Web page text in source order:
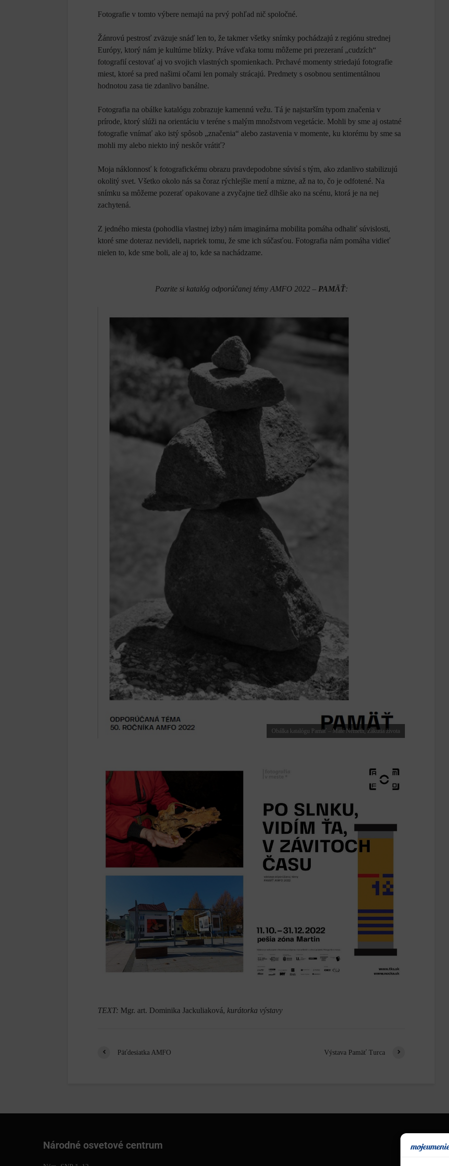
Fotografie v tomto výbere nemajú na prvý pohľad nič spoločné.
Žánrovú pestrosť zväzuje snáď len to, že takmer všetky snímky pochádzajú z regiónu strednej
Európy, ktorý nám je kultúrne blízky. Práve vďaka tomu môžeme pri prezeraní „cudzích“
fotografií cestovať aj vo svojich vlastných spomienkach. Prchavé momenty striedajú fotografie
miest, ktoré sa pred našimi očami len pomaly strácajú. Predmety s osobnou sentimentálnou
hodnotou zasa tie zdanlivo banálne.
Fotografia na obálke katalógu zobrazuje kamennú vežu. Tá je najstarším typom značenia v
prírode, ktorý slúži na orientáciu v teréne s malým množstvom vegetácie. Mohli by sme aj ostatné
fotografie vnímať ako istý spôsob „značenia“ alebo zastavenia v momente, ku ktorému by sme sa
mohli my alebo niekto iný neskôr vrátiť?
Moja náklonnosť k fotografickému obrazu pravdepodobne súvisí s tým, ako zdanlivo stabilizujú
okolitý svet. Všetko okolo nás sa čoraz rýchlejšie mení a mizne, až na to, čo je odfotené. Na
snímku sa môžeme pozerať opakovane a zvyčajne tiež dlhšie ako na scénu, ktorá je na nej
zachytená.
Z jedného miesta (pohodlia vlastnej izby) nám imaginárna mobilita pomáha odhaliť súvislosti,
ktoré sme doteraz nevideli, napriek tomu, že sme ich súčasťou. Fotografia nám pomáha vidieť
nielen to, kde sme boli, ale aj to, kde sa nachádzame.
Pozrite si katalóg odporúčanej témy AMFO 2022 – PAMÄŤ:
Obálka katalógu Pamäť – Maté Németh, Zákutia života
TEXT: Mgr. art. Dominika Jackuliaková, kurátorka výstavy
Päťdesiatka AMFO Výstava Pamäť Turca
Národné osvetové centrum